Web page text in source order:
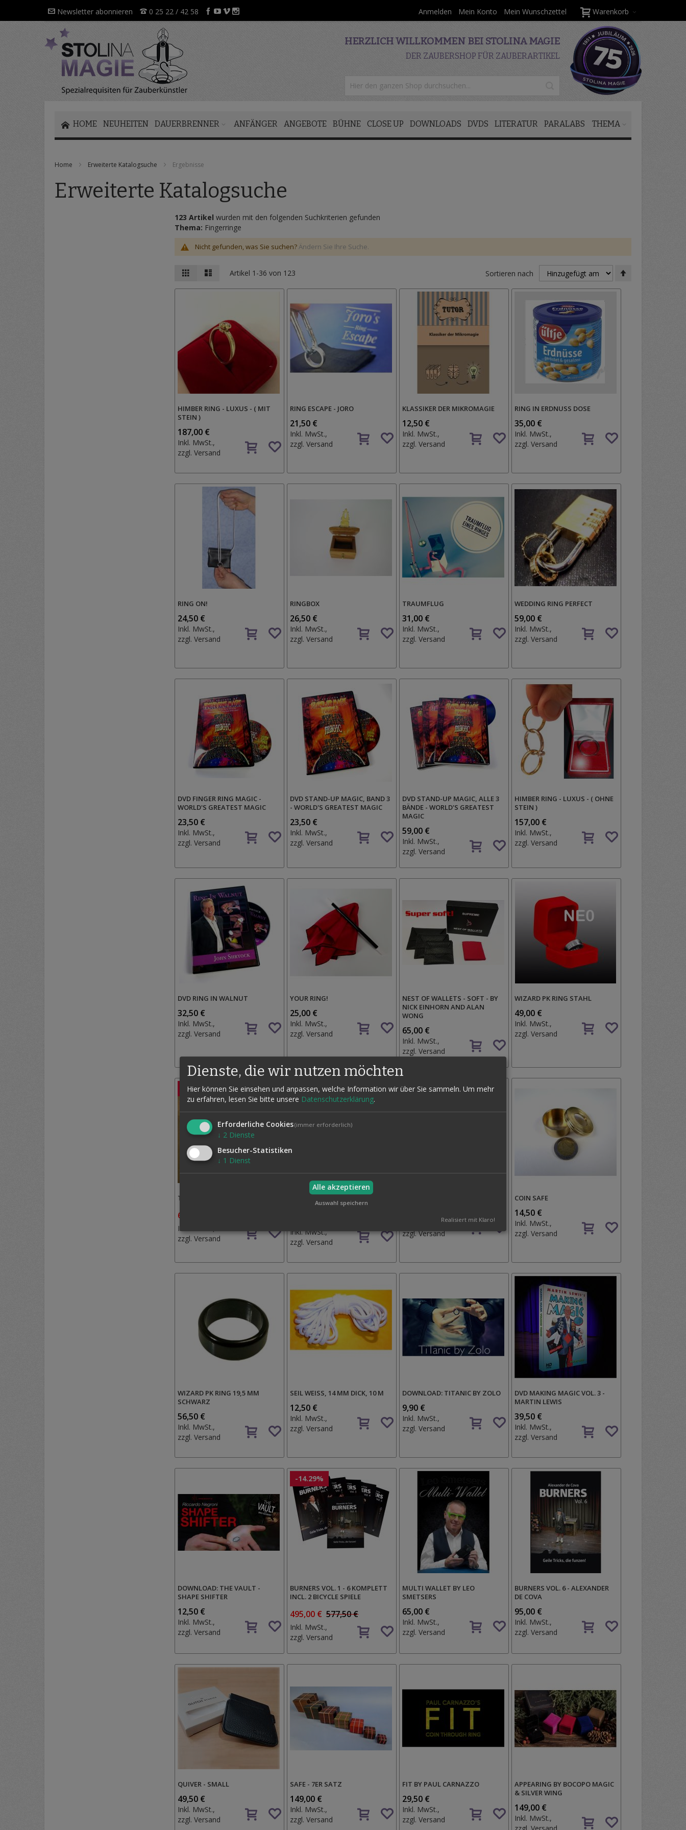
Direkt
Inhalt
Newsletter abonnieren 0 25 22 / 42 58 Warenkorb
Anmelden Mein Konto Mein Wunschzettel
HERZLICH WILLKOMMEN BEI STOLINA MAGIE
DER ZAUBERSHOP FÜR ZAUBERARTIKEL
HOME NEUHEITEN DAUERBRENNER ANFÄNGER ANGEBOTE BÜHNE CLOSE UP DOWNLOADS DVDS LITERATUR PARALABS THEMA
Home Erweiterte Katalogsuche Ergebnisse
Erweiterte Katalogsuche
123 Artikel wurden mit den folgenden Suchkriterien gefunden
Thema: Fingerringe
Nicht gefunden, was Sie suchen?Ändern Sie Ihre Suche.
Ansicht
als
Raster Artikel 1 -36 von 123 Sortieren nach
HIMBER RING - LUXUS - ( MIT
STEIN )
187,00 €
Inkl. MwSt.,
zzgl.Versand
Auf
den
RING ESCAPE - JORO
21,50 €
Inkl. MwSt.,
zzgl.Versand
Auf
den
Wunschzettel
KLASSIKER DER MIKROMAGIE
12,50 €
Inkl. MwSt.,
zzgl.Versand
Auf
den
Wunschzettel
RING IN ERDNUSS DOSE
35,00 €
Inkl. MwSt.,
zzgl.Versand
Auf
den
RING ON!
24,50 €
Inkl. MwSt.,
zzgl.Versand
Auf
den
Wunschzettel
RINGBOX
26,50 €
Inkl. MwSt.,
zzgl.Versand
Auf
den
Wunschzettel
TRAUMFLUG
31,00 €
Inkl. MwSt.,
zzgl.Versand
Auf
den
Wunschzettel
WEDDING RING PERFECT
59,00 €
Inkl. MwSt.,
zzgl.Versand
Auf
den
DVD FINGER RING MAGIC -
WORLD'S GREATEST MAGIC
23,50 €
Inkl. MwSt.,
zzgl.Versand
Auf
den
Wunschzettel
DVD STAND-UP MAGIC, BAND 3
- WORLD'S GREATEST MAGIC
23,50 €
Inkl. MwSt.,
zzgl.Versand
Auf
den
Wunschzettel
DVD STAND-UP MAGIC, ALLE 3
BÄNDE - WORLD'S GREATEST
MAGIC
59,00 €
Inkl. MwSt.,
zzgl.Versand
Auf
den
HIMBER RING - LUXUS - ( OHNE
STEIN )
157,00 €
Inkl. MwSt.,
zzgl.Versand
Auf
den
DVD RING IN WALNUT
32,50 €
Inkl. MwSt.,
zzgl.Versand
Auf
den
Wunschzettel
YOUR RING!
25,00 €
Inkl. MwSt.,
zzgl.Versand
Auf
den
Wunschzettel
NEST OF WALLETS - SOFT - BY
NICK EINHORN AND ALAN
WONG
65,00 €
Inkl. MwSt.,
zzgl.Versand
Auf
den
Wunschzettel
WIZARD PK RING STAHL
49,00 €
Inkl. MwSt.,
zzgl.Versand
Auf
den
-11.76%
THE VAULT INKL. DVD
60,00 €
Inkl. MwSt.,
zzgl.Versand
den
Wunschzettel
DVD CAMERA TRICKS BY
CASSHAN WALLACE
Inkl. MwSt.,
zzgl.Versand
Auf
den
zzgl.Versand
Auf
den
Wunschzettel
COIN SAFE
14,50 €
Inkl. MwSt.,
zzgl.Versand
Auf
den
WIZARD PK RING 19,5 MM
SCHWARZ
56,50 €
Inkl. MwSt.,
zzgl.Versand
Auf
den
SEIL WEISS, 14 MM DICK, 10 M
12,50 €
Inkl. MwSt.,
zzgl.Versand
Auf
den
Wunschzettel
DOWNLOAD: TITANIC BY ZOLO
9,90 €
Inkl. MwSt.,
zzgl.Versand
Auf
den
Wunschzettel
DVD MAKING MAGIC VOL. 3 -
MARTIN LEWIS
39,50 €
Inkl. MwSt.,
zzgl.Versand
Auf
den
DOWNLOAD: THE VAULT -
SHAPE SHIFTER
12,50 €
Inkl. MwSt.,
zzgl.Versand
Auf
den
Wunschzettel
-14.29%
BURNERS VOL. 1 - 6 KOMPLETT
INCL. 2 BICYCLE SPIELE
495,00 € 577,50 €
Inkl. MwSt.,
zzgl.Versand
Auf
den
MULTI WALLET BY LEO
SMETSERS
65,00 €
Inkl. MwSt.,
zzgl.Versand
Auf
den
Wunschzettel
BURNERS VOL. 6 - ALEXANDER
DE COVA
95,00 €
Inkl. MwSt.,
zzgl.Versand
Auf
den
QUIVER - SMALL
49,50 €
Inkl. MwSt.,
zzgl.Versand
Auf
den
Wunschzettel
SAFE - 7ER SATZ
149,00 €
Inkl. MwSt.,
zzgl.Versand
Auf
den
Wunschzettel
FIT BY PAUL CARNAZZO
29,50 €
Inkl. MwSt.,
zzgl.Versand
Auf
den
Wunschzettel
APPEARING BY BOCOPO MAGIC
& SILVER WING
149,00 €
Inkl. MwSt.,
Auf
den
Dienste, die wir nutzen möchten
Hier können Sie einsehen und anpassen, welche Information wir über Sie sammeln. Um mehr
zu erfahren, lesen Sie bitte unsere Datenschutzerklärung.
Erforderliche Cookies(immer erforderlich)
↓ 2 Dienste
Besucher-Statistiken
↓ 1 Dienst
Alle akzeptieren
Auswahl speichern
Realisiert mit Klaro!